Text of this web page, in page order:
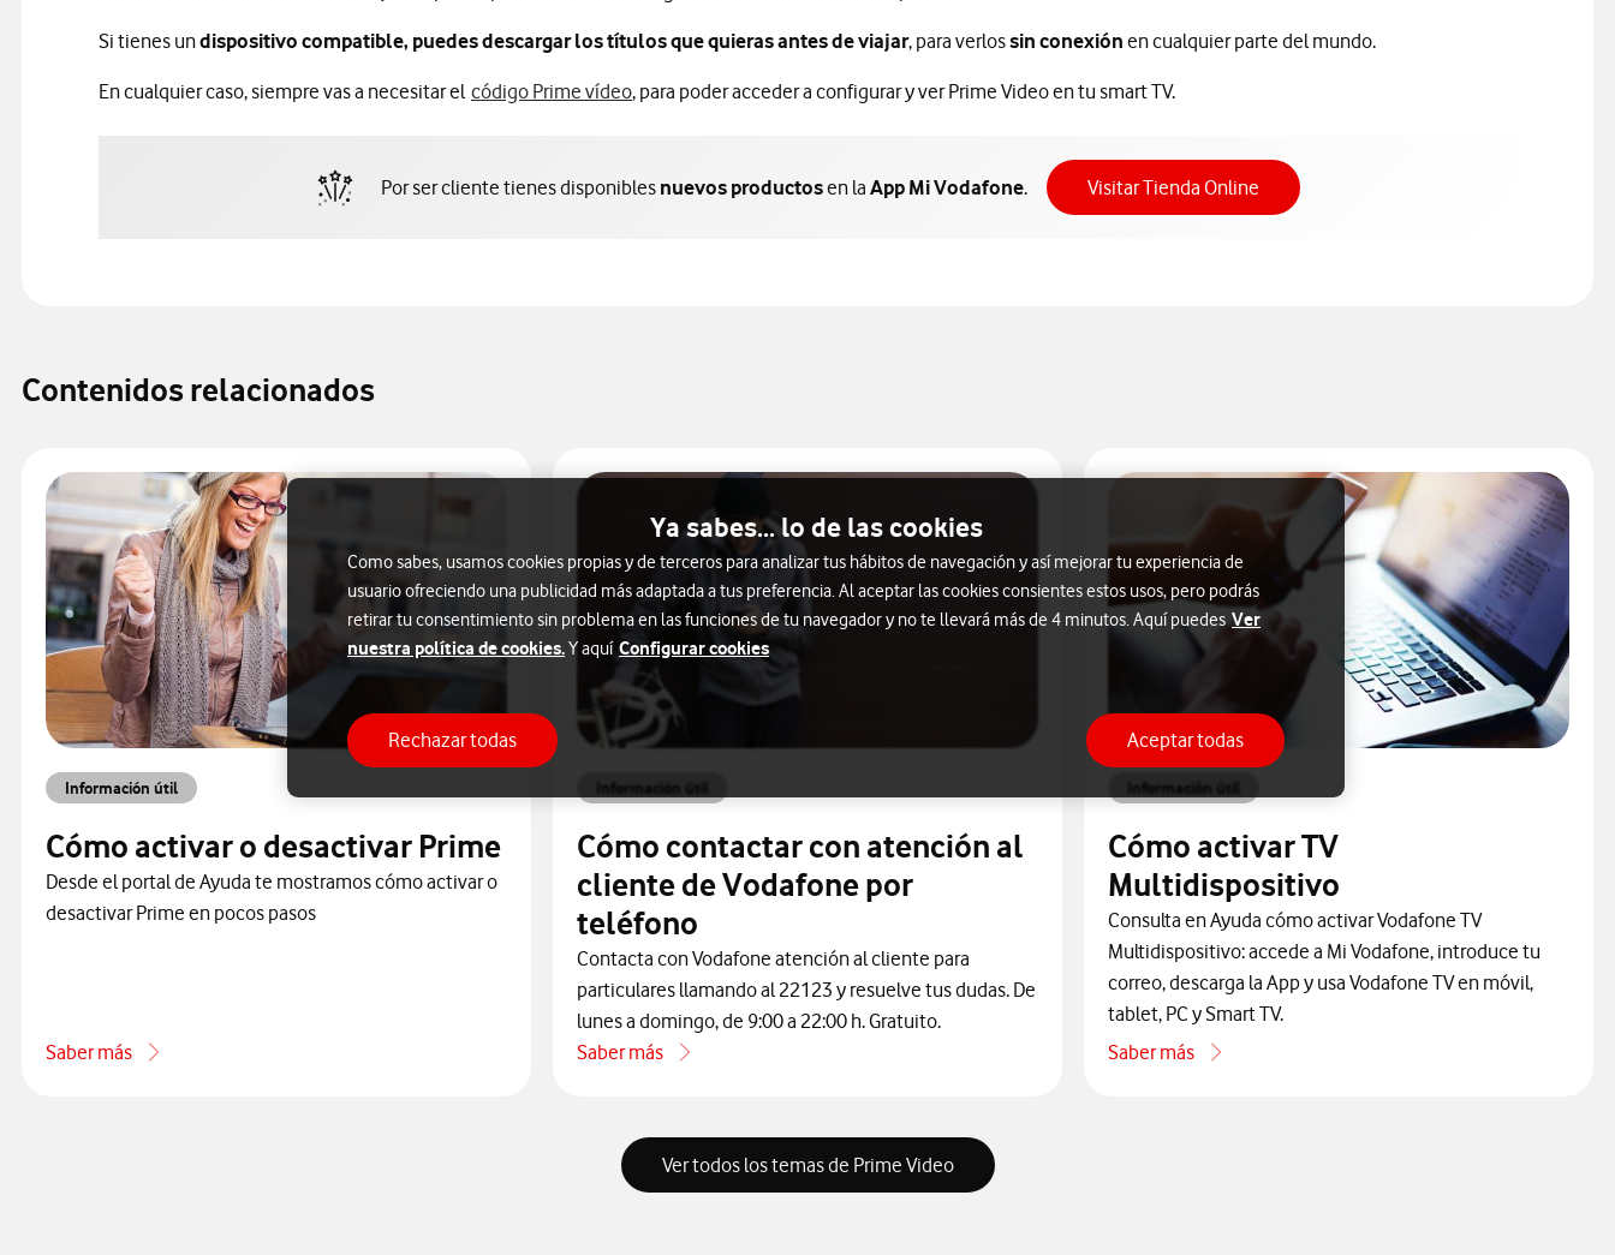
Si tienes undispositivo compatible, puedes descargar los títulos que quieras antes de viajar, para verlossin conexión en cualquier parte del mundo.
En cualquier caso, siempre vas a necesitar el código Prime vídeo, para poder acceder a configurar y ver Prime Video en tu smart TV.
Por ser cliente tienes disponibles nuevos productosen laApp Mi Vodafone. Visitar Tienda Online Acceso a Tienda Online
Contenidos relacionados
Información útil
Cómo activar o desactivar Prime
Desde el portal de Ayuda te mostramos cómo activar o
desactivar Prime en pocos pasos
Saber más
acerca de Cómo activar o desactivar Prime
Información útil
Cómo contactar con atención al
cliente de Vodafone por
teléfono
Contacta con Vodafone atención al cliente para
particulares llamando al 22123 y resuelve tus dudas. De
lunes a domingo, de 9:00 a 22:00 h. Gratuito.
Saber más
acerca de Cómo contactar con atención al cliente de Vodafone por teléfono
Información útil
Cómo activar TV
Multidispositivo
Consulta en Ayuda cómo activar Vodafone TV
Multidispositivo: accede a Mi Vodafone, introduce tu
correo, descarga la App y usa Vodafone TV en móvil,
tablet, PC y Smart TV.
Saber más
acerca de Cómo activar TV Multidispositivo
Ver todos los temas de Prime Video
Ya sabes... lo de las cookies
Como sabes, usamos cookies propias y de terceros para analizar tus hábitos de navegación y así mejorar tu experiencia de
usuario ofreciendo una publicidad más adaptada a tus preferencia. Al aceptar las cookies consientes estos usos, pero podrás
retirar tu consentimiento sin problema en las funciones de tu navegador y no te llevará más de 4 minutos. Aquí puedes Ver
nuestra política de cookies.Y aquí Configurar cookies
Rechazar todas Aceptar todas